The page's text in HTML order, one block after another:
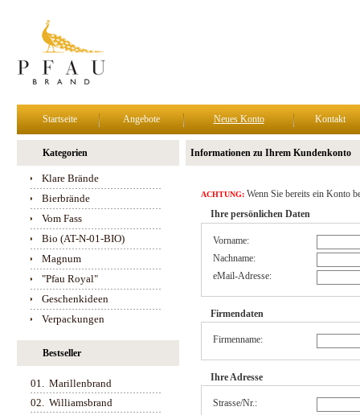
Startseite Angebote Neues Konto Kontakt
Kategorien
Klare Brände
Bierbrände
Vom Fass
Bio (AT-N-01-BIO)
Magnum
"Pfau Royal"
Geschenkideen
Verpackungen
Bestseller
01. Marillenbrand
02. Williamsbrand
Informationen zu Ihrem Kundenkonto
ACHTUNG: Wenn Sie bereits ein Konto
Ihre persönlichen Daten
Vorname:
Nachname:
eMail-Adresse:
Firmendaten
Firmenname:
Ihre Adresse
Strasse/Nr.: